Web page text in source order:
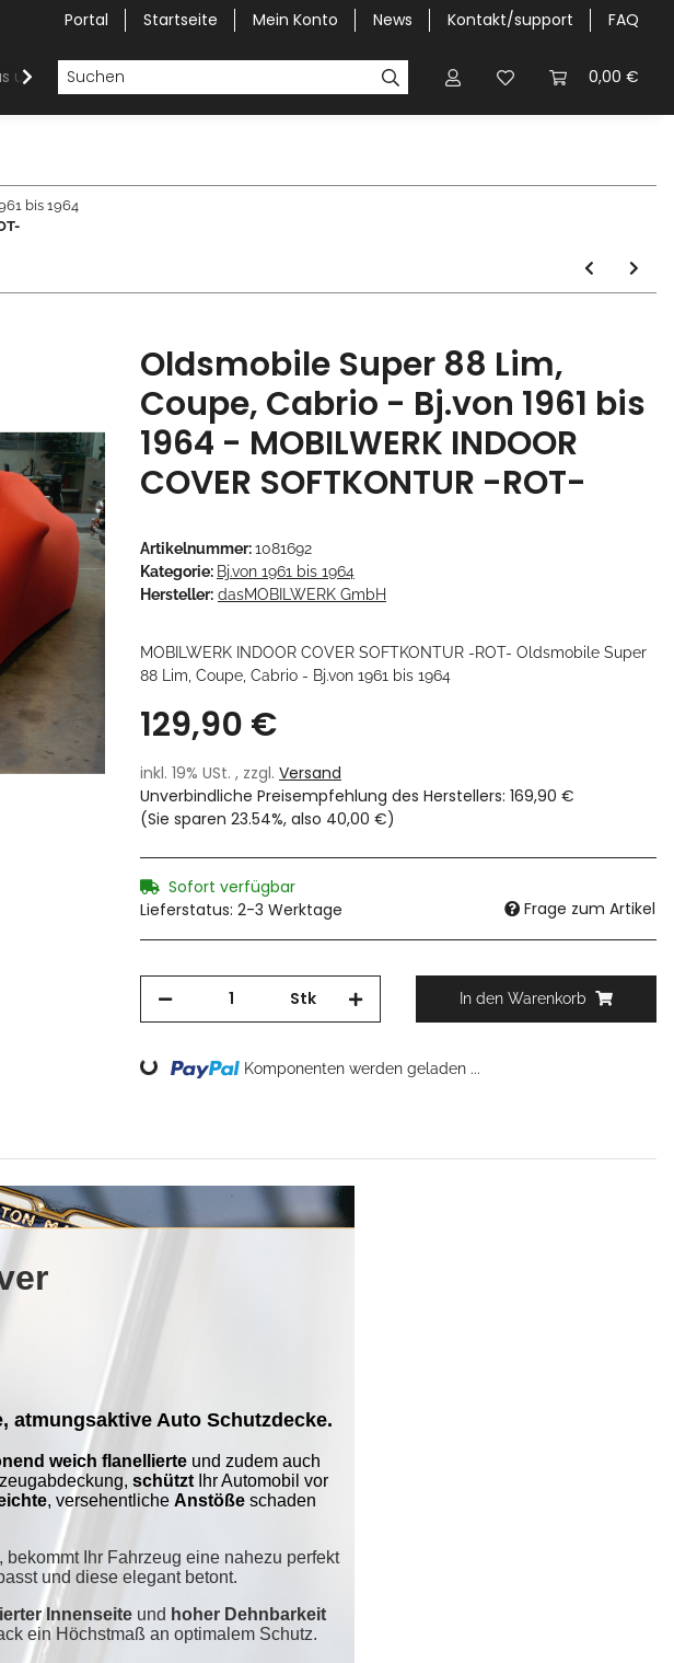
Portal Startseite Mein Konto News Kontakt/support FAQ
0,00 €
und Van Car Cover Halbgaragen / Kapuzen nach
bis 1964
Oldsmobile Super 88 Lim,
Coupe, Cabrio - Bj.von 1961 bis
1964 - MOBILWERK INDOOR
COVER SOFTKONTUR -ROT-
Artikelnummer:1081692
Kategorie: Bj.von 1961 bis 1964
Hersteller: dasMOBILWERK GmbH
MOBILWERK INDOOR COVER SOFTKONTUR -ROT- Oldsmobile Super
88 Lim, Coupe, Cabrio - Bj.von 1961 bis 1964
129,90 €
inkl. 19% USt. , zzgl. Versand
Unverbindliche Preisempfehlung des Herstellers: 169,90 €
(Sie sparen 23.54%, also 40,00 €)
Sofort verfügbar
Lieferstatus: 2-3 Werktage
Frage zum Artikel
Stk In den Warenkorb
Loading... Komponenten werden geladen ...